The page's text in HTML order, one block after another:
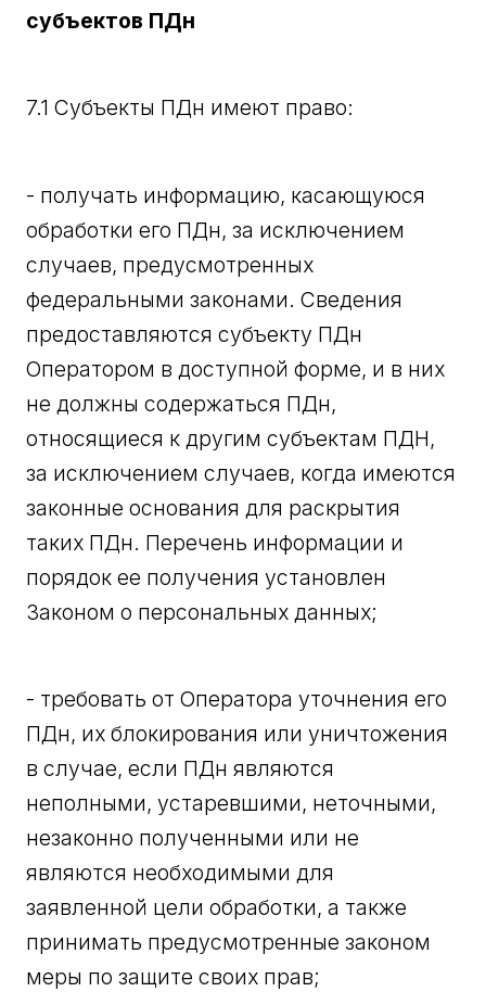
субъектов ПДн
7.1 Субъекты ПДн имеют право:
- получать информацию, касающуюся
обработки его ПДн, за исключением
случаев, предусмотренных
федеральными законами. Сведения
предоставляются субъекту ПДн
Оператором в доступной форме, и в них
не должны содержаться ПДн,
относящиеся к другим субъектам ПДН,
за исключением случаев, когда имеются
законные основания для раскрытия
таких ПДн. Перечень информации и
порядок ее получения установлен
Законом о персональных данных;
- требовать от Оператора уточнения его
ПДн, их блокирования или уничтожения
в случае, если ПДн являются
неполными, устаревшими, неточными,
незаконно полученными или не
являются необходимыми для
заявленной цели обработки, а также
принимать предусмотренные законом
меры по защите своих прав;